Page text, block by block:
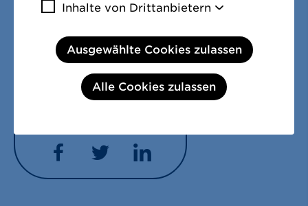
Vergütungsberichtdargestellt.
FacebookTwitterLinkedIn
Inhalte von Drittanbietern Mehr
Ausgewählte Cookies zulassen
Alle Cookies zulassen